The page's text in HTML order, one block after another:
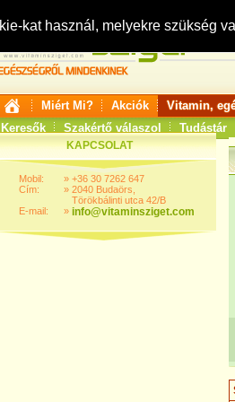
kat használ, melyekre szükség
Miért Mi? Akciók
Vitamin,
Keresők
Szakértő válaszol Tudástár
KAPCSOLAT
Mobil:
Cím:
E-mail:
»
»
»
+36 30 7262 647
2040 Budaörs,
Törökbálinti utca 42/B
info@vitaminsziget.com